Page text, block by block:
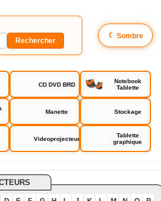
☾ Sombre
CD DVD BRD
Notebook
Tablette
Manette Stockage
Videoprojecteur
Tablette
graphique